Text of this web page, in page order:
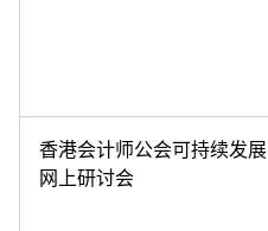
香港会计师公会可持续发展
网上研讨会